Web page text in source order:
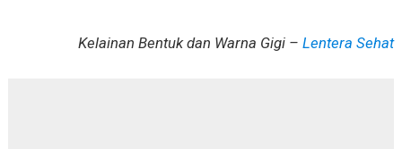
Kelainan Bentuk dan Warna Gigi –Lentera Sehat